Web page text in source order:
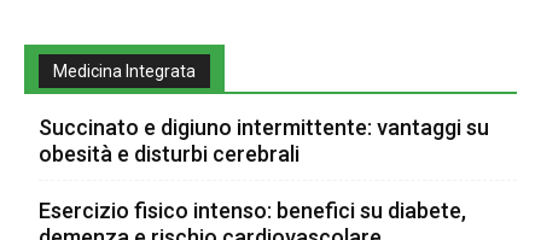
Medicina Integrata
Succinato e digiuno intermittente: vantaggi su
obesità e disturbi cerebrali
Esercizio fisico intenso: benefici su diabete,